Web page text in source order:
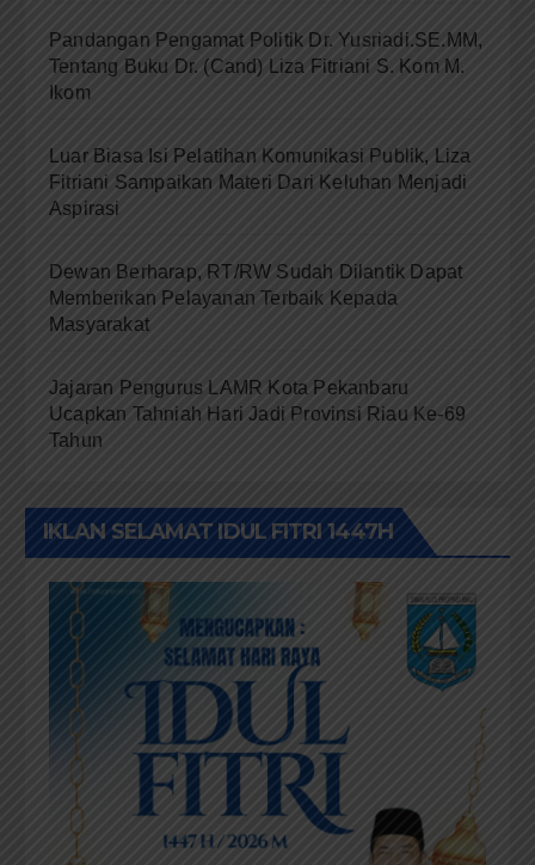
Pandangan Pengamat Politik Dr. Yusriadi.SE.MM,
Tentang Buku Dr. (Cand) Liza Fitriani S. Kom M.
Ikom
Luar Biasa Isi Pelatihan Komunikasi Publik, Liza
Fitriani Sampaikan Materi Dari Keluhan Menjadi
Aspirasi
Dewan Berharap, RT/RW Sudah Dilantik Dapat
Memberikan Pelayanan Terbaik Kepada
Masyarakat
Jajaran Pengurus LAMR Kota Pekanbaru
Ucapkan Tahniah Hari Jadi Provinsi Riau Ke-69
Tahun
IKLAN SELAMAT IDUL FITRI 1447H